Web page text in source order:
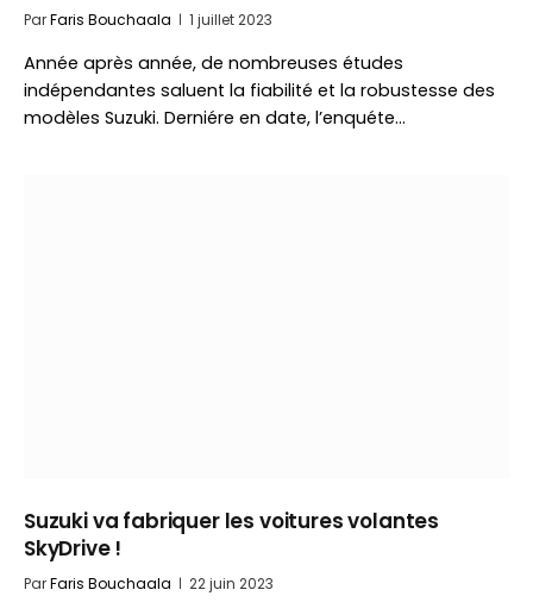
ParFaris Bouchaala 1 juillet 2023
Année après année, de nombreuses études
indépendantes saluent la fiabilité et la robustesse des
modèles Suzuki. Derniére en date, l’enquéte…
Suzuki va fabriquer les voitures volantes
SkyDrive !
ParFaris Bouchaala 22 juin 2023